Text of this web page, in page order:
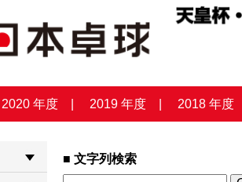
2020 年度 2019 年度 2018 年度
文字列検索